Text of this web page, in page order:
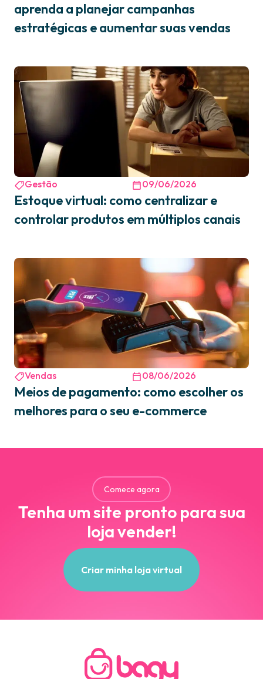
aprenda a planejar campanhas
estratégicas e aumentar suas vendas
Gestão 09/06/2026
Estoque virtual: como centralizar e
controlar produtos em múltiplos canais
Vendas 08/06/2026
Meios de pagamento: como escolher os
melhores para o seu e-commerce
Comece agora
Tenha um site pronto para sua
loja vender!
Criar minha loja virtual